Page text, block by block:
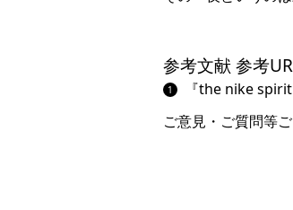
参考文献 参考
『the nike
ご意見・ご質問等ご